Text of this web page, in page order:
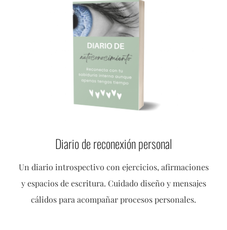
Diario de reconexión personal
Un diario introspectivo con ejercicios, afirmaciones
y espacios de escritura. Cuidado diseño y mensajes
cálidos para acompañar procesos personales.